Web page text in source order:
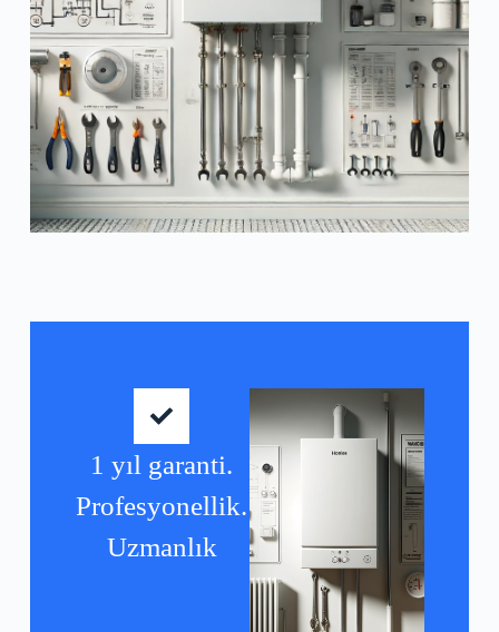
1 yıl garanti.
Profesyonellik.
Uzmanlık